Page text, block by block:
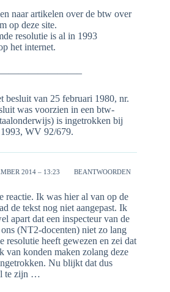
naar artikelen over de btw over
op deze site.
resolutie is al in 1993
het internet.
besluit van 25 februari 1980, nr.
was voorzien in een btw-
is ingetrokken bij
WV 92/679.
2014 – 13:23 BEANTWOORDEN
reactie. Ik was hier al van op de
de tekst nog niet aangepast. Ik
apart dat een inspecteur van de
(NT2-docenten) niet zo lang
resolutie heeft gewezen en zei dat
van konden maken zolang deze
Nu blijkt dat dus
te zijn …